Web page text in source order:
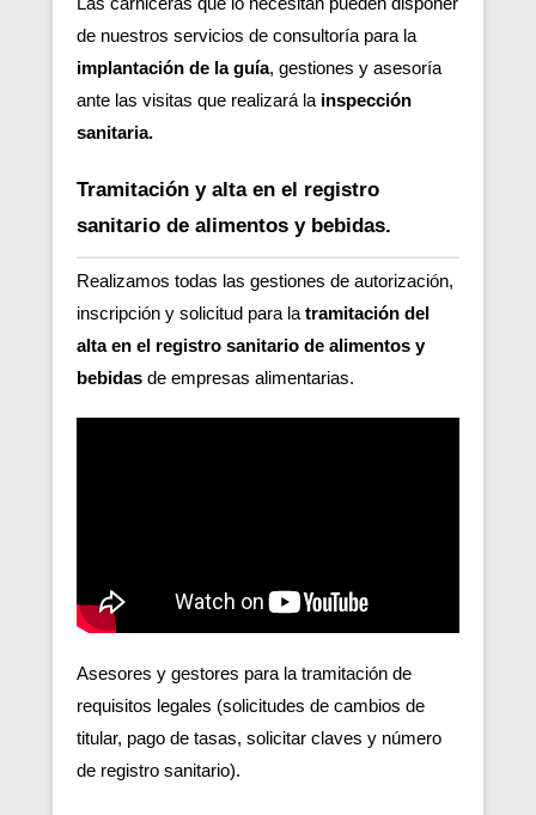
de nuestros servicios de consultoría para la
implantación de la guía, gestiones y asesoría
ante las visitas que realizará la inspección
sanitaria.
Tramitación y alta en el registro
sanitario de alimentos y bebidas.
Realizamos todas las gestiones de autorización,
inscripción y solicitud para la tramitación del
alta en el registro sanitario de alimentos y
bebidas de empresas alimentarias.
Asesores y gestores para la tramitación de
requisitos legales (solicitudes de cambios de
titular, pago de tasas, solicitar claves y número
de registro sanitario).